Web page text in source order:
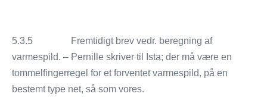
5.3.5 Fremtidigt brev vedr. beregning af
varmespild. – Pernille skriver til Ista; der må være en
tommelfingerregel for et forventet varmespild, på en
bestemt type net, så som vores.